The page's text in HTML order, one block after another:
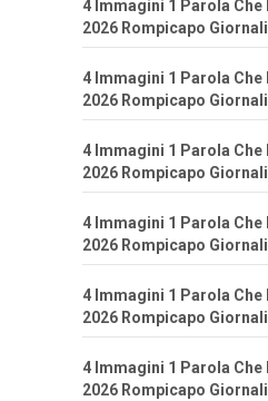
4 Immagini 1 Parola
2026 Rompicapo
4 Immagini 1 Parola
2026 Rompicapo
4 Immagini 1 Parola
2026 Rompicapo
4 Immagini 1 Parola
2026 Rompicapo
4 Immagini 1 Parola
2026 Rompicapo
4 Immagini 1 Parola
2026 Rompicapo